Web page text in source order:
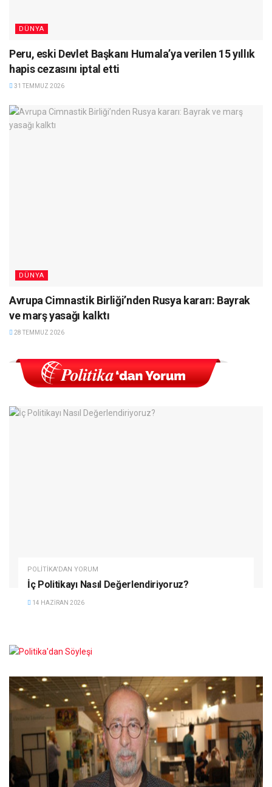
DÜNYA
Peru, eski Devlet Başkanı Humala’ya verilen 15 yıllık
hapis cezasını iptal etti
31 TEMMUZ 2026
DÜNYA
Avrupa Cimnastik Birliği’nden Rusya kararı: Bayrak
ve marş yasağı kalktı
28 TEMMUZ 2026
POLITIKA'DAN YORUM
İç Politikayı Nasıl Değerlendiriyoruz?
14 HAZIRAN 2026